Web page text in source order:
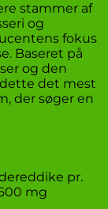
stammer af
og
fokus
Baseret på
og den
det mest
der søger en
pr.
mg